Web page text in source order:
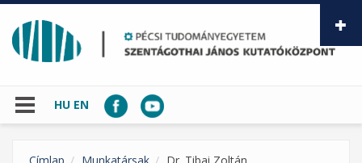
Ugrás a tartalomra
HU EN